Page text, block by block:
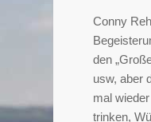
Conny
den
usw, aber
mal
trinken,